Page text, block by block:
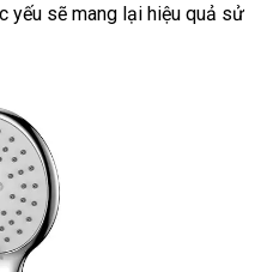
yếu sẽ mang lại hiệu quả sử